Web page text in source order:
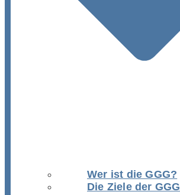
Wer ist die GGG?
Die Ziele der GGG